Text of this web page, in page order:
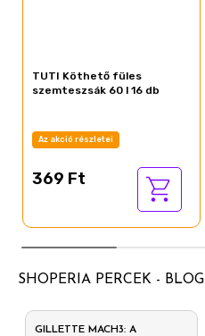
TUTI Köthető füles
szemteszsák 60 l 16 db
Az akció részletei
369 Ft
SHOPERIA PERCEK - BLOG
GILLETTE MACH3: A